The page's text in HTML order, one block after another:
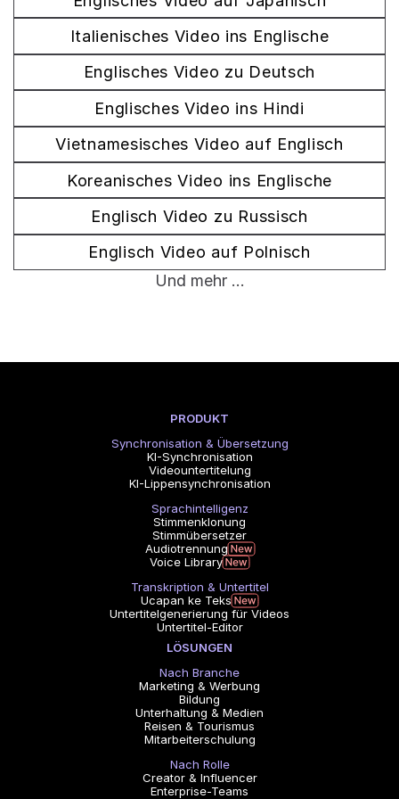
Italienisches Video ins Englische
Englisches Video zu Deutsch
Englisches Video ins Hindi
Vietnamesisches Video auf Englisch
Koreanisches Video ins Englische
Englisch Video zu Russisch
Englisch Video auf Polnisch
Und mehr ...
PRODUKT
Synchronisation & Übersetzung
KI-Synchronisation
Videountertitelung
KI-Lippensynchronisation
Sprachintelligenz
Stimmenklonung
Stimmübersetzer
Audiotrennung
Voice Library
Transkription & Untertitel
Ucapan ke Teks
Untertitelgenerierung für Videos
Untertitel-Editor
LÖSUNGEN
Nach Branche
Marketing & Werbung
Bildung
Unterhaltung & Medien
Reisen & Tourismus
Mitarbeiterschulung
Nach Rolle
Creator & Influencer
Enterprise-Teams